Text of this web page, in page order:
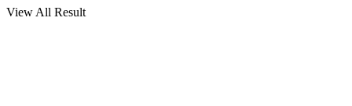
View All Result